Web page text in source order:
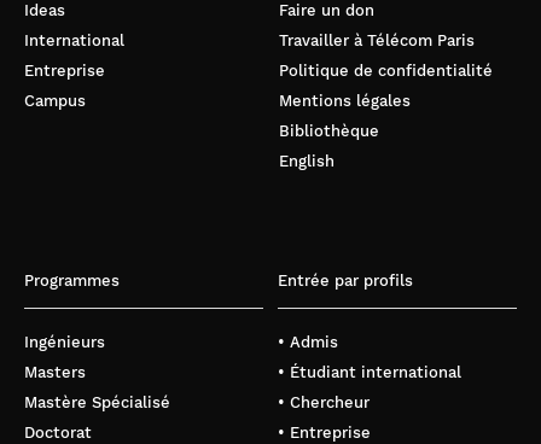
Ideas
International
Entreprise
Campus
Faire un don
Travailler à Télécom Paris
Politique de confidentialité
Mentions légales
Bibliothèque
English
Programmes
Ingénieurs
Masters
Mastère Spécialisé
Doctorat
Entrée par profils
• Admis
• Étudiant international
• Chercheur
• Entreprise